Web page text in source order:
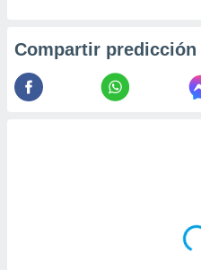
Compartir predicción